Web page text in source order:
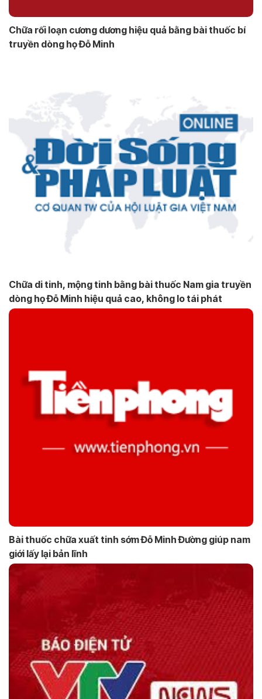
Chữa rối loạn cương dương hiệu quả bằng bài thuốc bí
truyền dòng họ Đỗ Minh
Chữa di tinh, mộng tinh bằng bài thuốc Nam gia truyền
dòng họ Đỗ Minh hiệu quả cao, không lo tái phát
Bài thuốc chữa xuất tinh sớm Đỗ Minh Đường giúp nam
giới lấy lại bản lĩnh